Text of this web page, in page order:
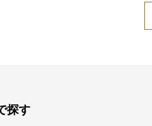
探す